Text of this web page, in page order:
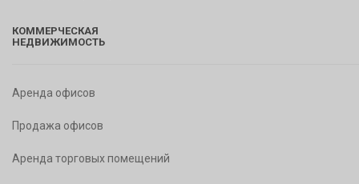
КОММЕРЧЕСКАЯ
НЕДВИЖИМОСТЬ
Аренда офисов
Продажа офисов
Аренда торговых помещений